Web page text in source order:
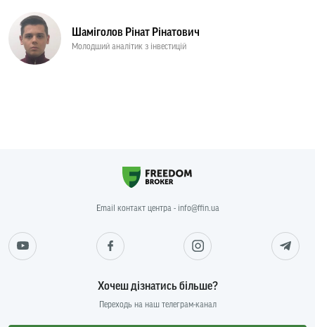
Шаміголов Рінат Рінатович
Молодший аналітик з інвестицій
Email контакт центра - info@ffin.ua
Хочеш дізнатись більше?
Переходь на наш телеграм-канал